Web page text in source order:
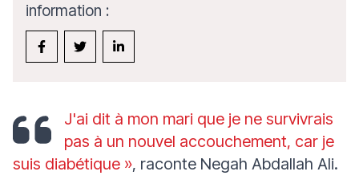
information :
J'ai dit à mon mari que je ne survivrais
pas à un nouvel accouchement, car je
suis diabétique », raconte Negah Abdallah Ali.